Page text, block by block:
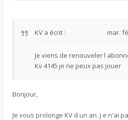
KV a écrit : mar.
Je viens de renouveler l
Kv 4145 je ne peux pas jouer
Bonjour,
Je vous prolonge KV d un an. J e n'ai